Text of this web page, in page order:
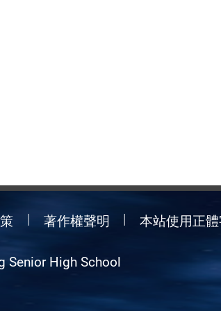
著作權聲明 本站使用正
Senior High School